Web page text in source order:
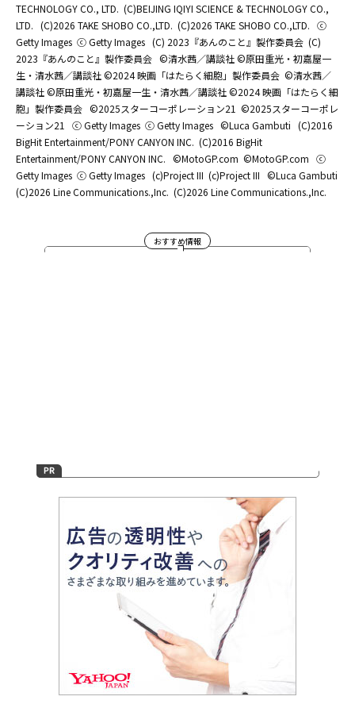
TECHNOLOGY CO., LTD. (C)BEIJING IQIYI SCIENCE & TECHNOLOGY CO.,
LTD. (C)2026 TAKE SHOBO CO.,LTD. (C)2026 TAKE SHOBO CO.,LTD. ⓒ
Getty Images ⓒ Getty Images (C) 2023『あんのこと』製作委員会 (C)
2023『あんのこと』製作委員会 ©清水茜／講談社 ©原田重光・初嘉屋一
生・清水茜／講談社 ©2024 映画「はたらく細胞」製作委員会 ©清水茜／
講談社 ©原田重光・初嘉屋一生・清水茜／講談社 ©2024 映画「はたらく細
胞」製作委員会 ©2025スターコーポレーション21 ©2025スターコーポレ
ーション21
ⓒ Getty Images ⓒ Getty Images ©Luca Gambuti (C)2016
BigHit Entertainment/PONY CANYON INC. (C)2016 BigHit
Entertainment/PONY CANYON INC. ©MotoGP.com ©MotoGP.com ⓒ
Getty Images ⓒ Getty Images (c)Project III (c)Project III ©Luca Gambuti
(C)2026 Line Communications.,Inc. (C)2026 Line Communications.,Inc.
おすすめ情報